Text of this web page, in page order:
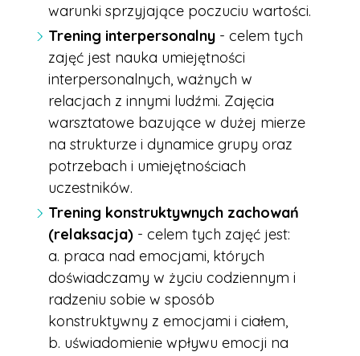
warunki sprzyjające poczuciu wartości.
Trening interpersonalny - celem tych
zajęć jest nauka umiejętności
interpersonalnych, ważnych w
relacjach z innymi ludźmi. Zajęcia
warsztatowe bazujące w dużej mierze
na strukturze i dynamice grupy oraz
potrzebach i umiejętnościach
uczestników.
Trening konstruktywnych zachowań
(relaksacja) - celem tych zajęć jest:
a. praca nad emocjami, których
doświadczamy w życiu codziennym i
radzeniu sobie w sposób
konstruktywny z emocjami i ciałem,
b. uświadomienie wpływu emocji na